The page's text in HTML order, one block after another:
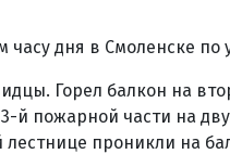
дня в Смоленске по
Горел балкон на
й пожарной части на
проникли на